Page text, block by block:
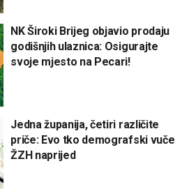
NK Široki Brijeg objavio prodaju
godišnjih ulaznica: Osigurajte
svoje mjesto na Pecari!
Jedna županija, četiri različite
priče: Evo tko demografski vuče
ŽZH naprijed